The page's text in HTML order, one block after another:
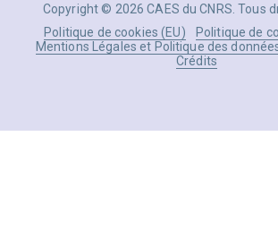
Copyright © 2026 CAES du CNRS. Tous
Politique de cookies (EU)
Politique de
Mentions Légales et Politique des
Crédits